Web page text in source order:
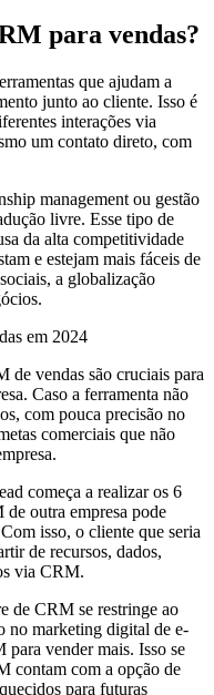
para vendas?
que ajudam a
junto ao cliente. Isso é
interações via
um contato direto, com
management ou gestão
livre. Esse tipo de
da alta competitividade
e estejam mais fáceis de
a globalização
de vendas são cruciais para
Caso a ferramenta não
com pouca precisão no
comerciais que não
começa a realizar os 6
de outra empresa pode
isso, o cliente que seria
de recursos, dados,
via CRM.
de CRM se restringe ao
no marketing digital de e-
para vender mais. Isso se
contam com a opção de
para futuras